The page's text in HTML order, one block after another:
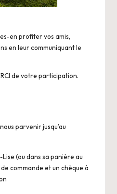
en profiter vos amis,
en leur communiquant le
de votre participation.
parvenir jusqu’au
(ou dans sa panière au
commande et un chèque à